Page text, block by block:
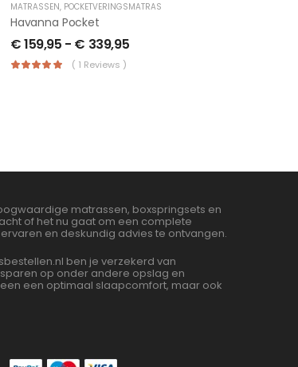
MATRASSEN, POCKETVERINGSMATRAS
Havanna Pocket
€159,95 - € 339,95
( 1 Reviews )
matrassen, boxspringsets en
of het nu gaat om een complete
en deskundig advies te ontvangen.
ben je verzekerd van
op onder andere opslag en
een optimaal slaapcomfort, maar ook